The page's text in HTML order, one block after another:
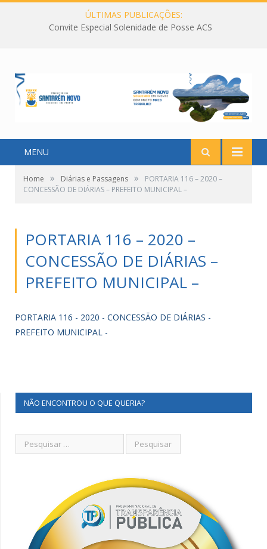
ÚLTIMAS PUBLICAÇÕES:
Convite Especial Solenidade de Posse ACS
MENU
Home » Diárias e Passagens »
PORTARIA 116 – 2020 –
CONCESSÃO DE DIÁRIAS – PREFEITO MUNICIPAL –
PORTARIA 116 – 2020 –
CONCESSÃO DE DIÁRIAS –
PREFEITO MUNICIPAL –
PORTARIA 116 - 2020 - CONCESSÃO DE DIÁRIAS -
PREFEITO MUNICIPAL -
NÃO ENCONTROU O QUE QUERIA?